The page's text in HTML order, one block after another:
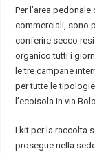
Per l’area
commerciali, sono
conferire secco
organico tutti i
le tre campane
per tutte le
l’ecoisola in via
I kit per la raccolta
prosegue nella